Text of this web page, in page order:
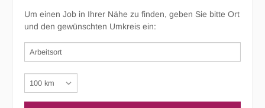
Um einen Job in Ihrer Nähe zu finden, geben Sie bitte Ort
und den gewünschten Umkreis ein: